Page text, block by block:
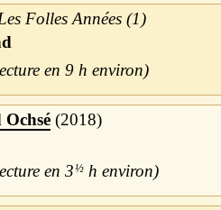
Folles Années (1)
9 h
2018
3½h